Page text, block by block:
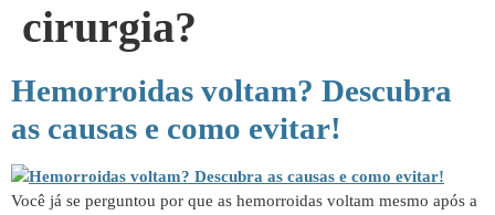
cirurgia?
Hemorroidas voltam? Descubra
as causas e como evitar!
Você já se perguntou por que as hemorroidas voltam mesmo após a